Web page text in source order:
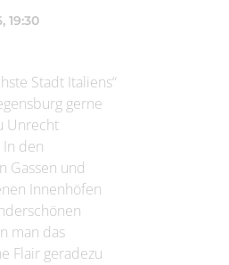
, 19:30
Stadt Italiens“
gerne
Unrecht
den
Gassen und
Innenhöfen
man das
Flair geradezu